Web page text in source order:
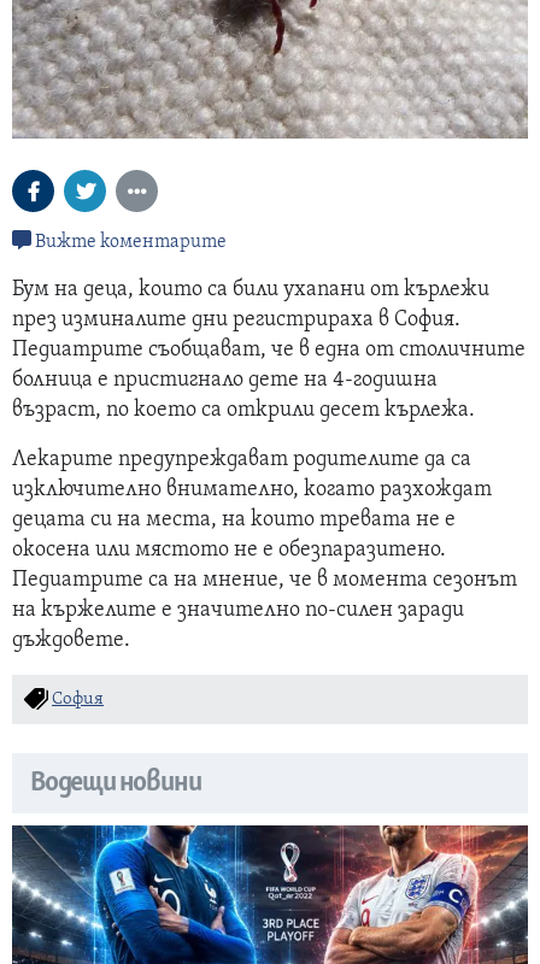
Вижте коментарите
Бум на деца, които са били ухапани от кърлежи
през изминалите дни регистрираха в София.
Педиатрите съобщават, че в една от столичните
болница е пристигнало дете на 4-годишна
възраст, по което са открили десет кърлежа.
Лекарите предупреждават родителите да са
изключително внимателно, когато разхождат
децата си на места, на които тревата не е
окосена или мястото не е обезпаразитено.
Педиатрите са на мнение, че в момента сезонът
на кържелите е значително по-силен заради
дъждовете.
София
Водещи новини